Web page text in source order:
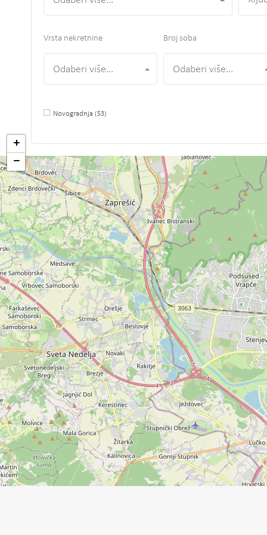
Vrsta nekretnine
Odaberi više...
Broj soba
Odaberi više...
Novogradnja (53)
+
−